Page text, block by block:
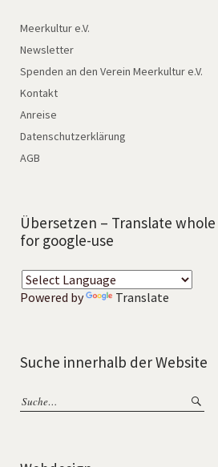
Meerkultur e.V.
Newsletter
Spenden an den Verein Meerkultur e.V.
Kontakt
Anreise
Datenschutzerklärung
AGB
Übersetzen – Translate
for google-use
Powered by Translate
Suche innerhalb der Website